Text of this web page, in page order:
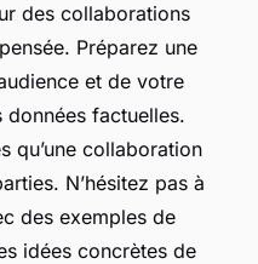
des collaborations
Préparez une
et de votre
données factuelles.
qu’une collaboration
N’hésitez pas à
des exemples de
idées concrètes de